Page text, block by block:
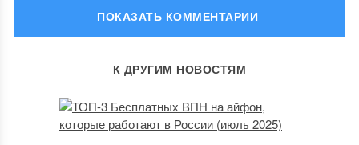
ОСТАВИТЬ КОММЕНТАРИЙ
Ваш адрес email не будет опубликован.
помечены*
К ДРУГИМ НОВОСТЯМ